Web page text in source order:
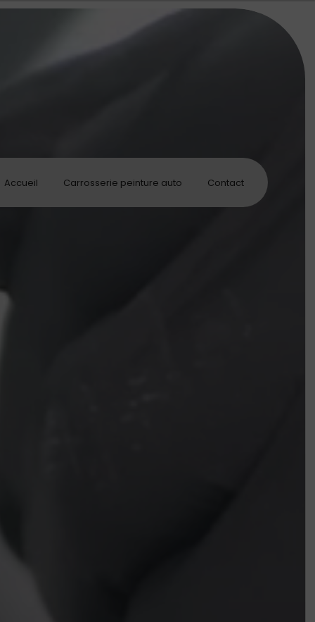
Accueil Carrosserie peinture auto Contact